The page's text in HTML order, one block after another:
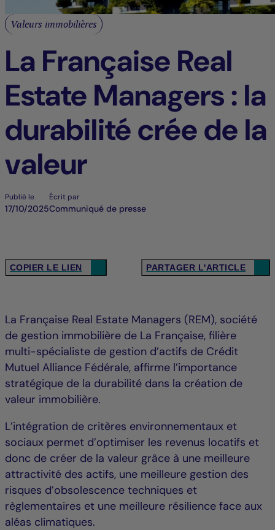
Valeurs immobilières
La Française Real
Estate Managers : la
durabilité crée de la
valeur
Publié le
17/10/2025
Écrit par
Communiqué de presse
COPIER LE LIEN PARTAGER L'ARTICLE
La Française Real Estate Managers (REM), société
de gestion immobilière de La Française, filière
multi-spécialiste de gestion d’actifs de Crédit
Mutuel Alliance Fédérale, affirme l’importance
stratégique de la durabilité dans la création de
valeur immobilière.
L’intégration de critères environnementaux et
sociaux permet d’optimiser les revenus locatifs et
donc de créer de la valeur grâce à une meilleure
attractivité des actifs, une meilleure gestion des
risques d’obsolescence techniques et
règlementaires et une meilleure résilience face aux
aléas climatiques.